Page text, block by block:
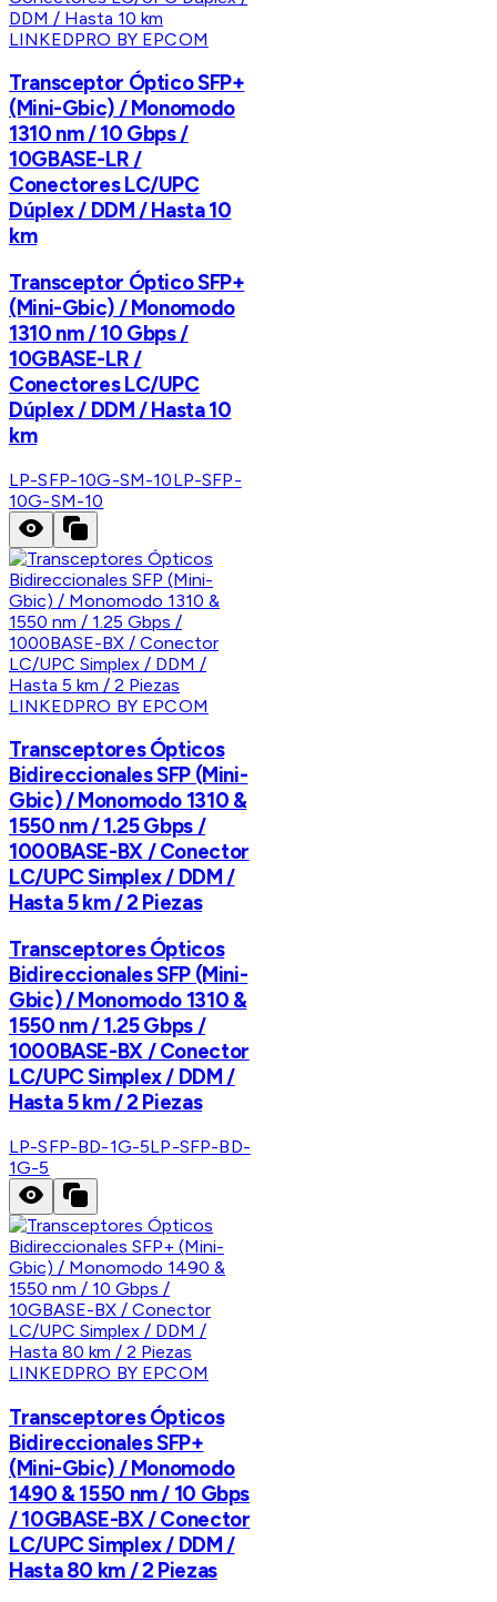
LINKEDPRO BY EPCOM
Transceptor Óptico SFP+
(Mini-Gbic) / Monomodo
1310 nm / 10 Gbps /
10GBASE-LR /
Conectores LC/UPC
Dúplex / DDM / Hasta 10
km
Transceptor Óptico SFP+
(Mini-Gbic) / Monomodo
1310 nm / 10 Gbps /
10GBASE-LR /
Conectores LC/UPC
Dúplex / DDM / Hasta 10
km
LP-SFP-10G-SM-10LP-SFP-
10G-SM-10
LINKEDPRO BY EPCOM
Transceptores Ópticos
Bidireccionales SFP (Mini-
Gbic) / Monomodo 1310 &
1550 nm / 1.25 Gbps /
1000BASE-BX / Conector
LC/UPC Simplex / DDM /
Hasta 5 km / 2 Piezas
Transceptores Ópticos
Bidireccionales SFP (Mini-
Gbic) / Monomodo 1310 &
1550 nm / 1.25 Gbps /
1000BASE-BX / Conector
LC/UPC Simplex / DDM /
Hasta 5 km / 2 Piezas
LP-SFP-BD-1G-5LP-SFP-BD-
1G-5
LINKEDPRO BY EPCOM
Transceptores Ópticos
Bidireccionales SFP+
(Mini-Gbic) / Monomodo
1490 & 1550 nm / 10 Gbps
/ 10GBASE-BX / Conector
LC/UPC Simplex / DDM /
Hasta 80 km / 2 Piezas